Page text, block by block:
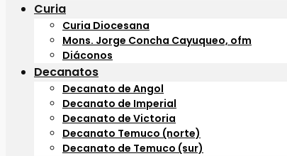
Curia
Curia Diocesana
Mons. Jorge Concha Cayuqueo, ofm
Diáconos
Decanatos
Decanato de Angol
Decanato de Imperial
Decanato de Victoria
Decanato Temuco (norte)
Decanato de Temuco (sur)